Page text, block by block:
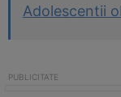
Adolescentii